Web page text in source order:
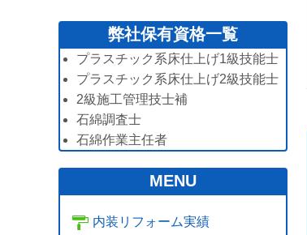
弊社保有資格一覧
プラスチック系床仕上げ1級技能士
プラスチック系床仕上げ2級技能士
2級施工管理技士補
石綿調査士
石綿作業主任者
MENU
内装リフォーム実績